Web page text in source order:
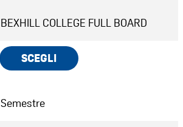
BEXHILL COLLEGE FULL BOARD
SCEGLI
Semestre